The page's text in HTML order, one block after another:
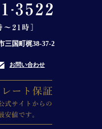
三国町梶38-37-2
お問い合わせ